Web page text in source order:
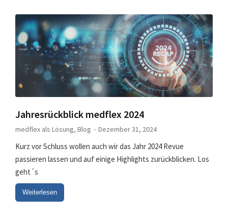
Jahresrückblick medflex 2024
medflex als Lösung, Blog Dezember 31, 2024
Kurz vor Schluss wollen auch wir das Jahr 2024 Revue
passieren lassen und auf einige Highlights zurückblicken. Los
geht´s
Weiterlesen